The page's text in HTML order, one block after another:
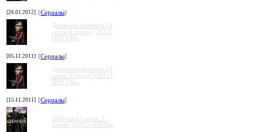
[26.01.2012] [Сериалы]
Дневники вампира [3
сезон 8 серия] (2011)
HDTVRip
[05.11.2011] [Сериалы]
Дневники вампира [3
сезон 9 серия] (2011)
HDTVRip
[15.11.2011] [Сериалы]
Шерлок (2 сезон 3
серия) (2012) SATRip